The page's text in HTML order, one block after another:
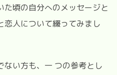
頃の自分へのメッセージと
恋人について綴ってみまし
ない方も、一 つの参考とし